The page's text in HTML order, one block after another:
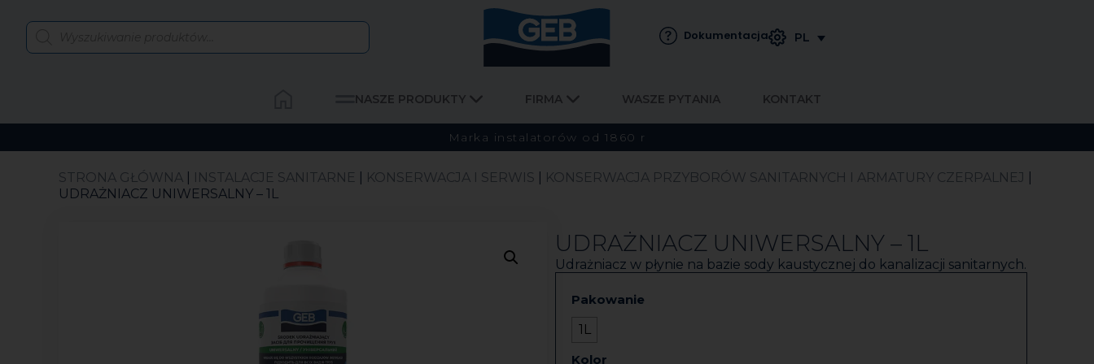
Dokumentacja PL
NASZE PRODUKTY FIRMA WASZE PYTANIA KONTAKT
Marka instalatorów od 1860 r
STRONA GŁÓWNA INSTALACJE SANITARNE KONSERWACJA I SERWIS KONSERWACJA PRZYBORÓW SANITARNYCH I ARMATURY CZERPALNEJ
UDRAŻNIACZ UNIWERSALNY – 1L
UDRAŻNIACZ UNIWERSALNY – 1L
Udrażniacz w płynie na bazie sody kaustycznej do kanalizacji sanitarnych.
Pakowanie
1L
Kolor